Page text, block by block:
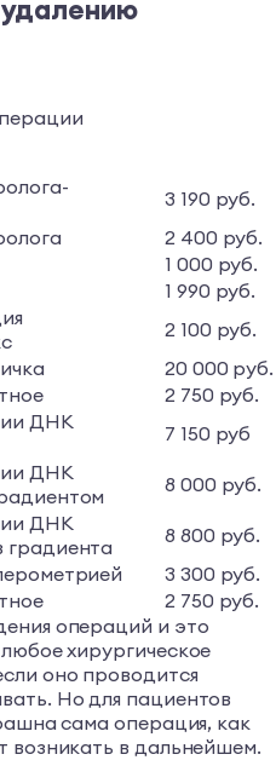
3 190 руб.
2 400 руб.
1 000 руб.
1 990 руб.
2 100 руб.
20 000 руб.
2 750 руб.
ДНК
7 150 руб
ДНК
8 000 руб.
ДНК
градиента
8 800 руб.
3 300 руб.
2 750 руб.
операций и это
хирургическое
оно проводится
Но для пациентов
сама операция, как
возникать в дальнейшем.